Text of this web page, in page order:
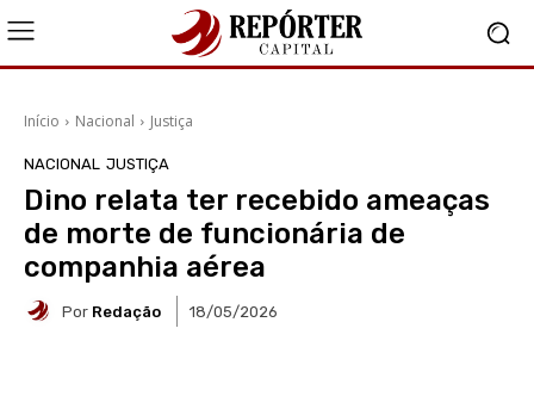
Início Nacional Justiça
NACIONAL JUSTIÇA
Dino relata ter recebido ameaças
de morte de funcionária de
companhia aérea
Por Redação 18/05/2026